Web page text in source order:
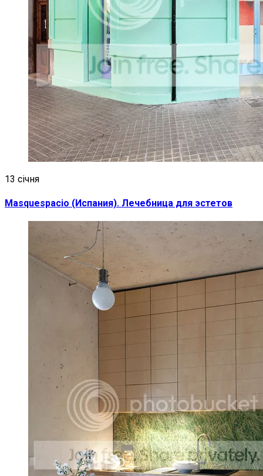
13 січня
Masquespacio (Испания). Лечебница для эстетов